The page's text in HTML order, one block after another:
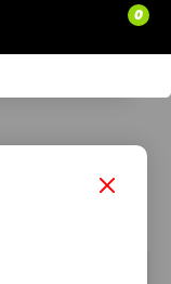
0
SLÄPVAGNAR